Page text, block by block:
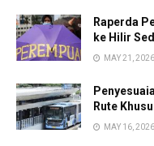
Raperda
ke Hilir
MAY 21, 2026
Rute
MAY 16, 2026